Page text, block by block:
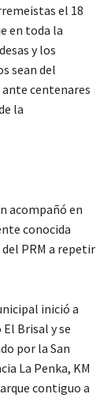
el 18
en toda la
y los
sean del
centenares
la
acompañó en
conocida
PRM a repetir
inició a
Brisal y se
por la San
La Penka, KM
contiguo a